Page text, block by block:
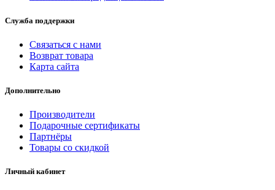
Служба поддержки
Связаться с нами
Возврат товара
Карта сайта
Дополнительно
Производители
Подарочные сертификаты
Партнёры
Товары со скидкой
Личный кабинет